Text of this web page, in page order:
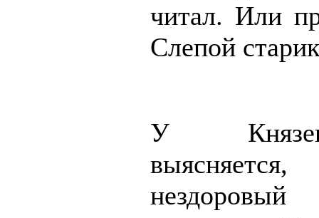
читал. Или
Слепой
У
выясняется,